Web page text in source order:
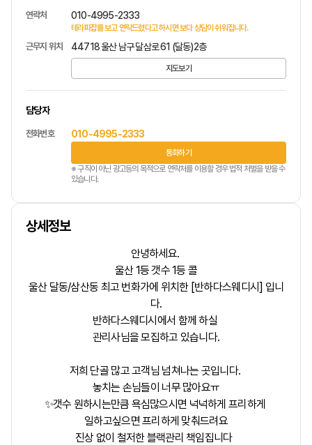
연락처 010-4995-2333
테라피잡를 보고 연락드렸다고 하시면 보다 상담이 쉬워집니다.
근무지 위치 44718 울산 남구 달삼로 61 (달동)2층
지도보기
담당자
전화번호 010-4995-2333
통화하기
※ 구직이 아닌 광고등의 목적으로 연락처를 이용할 경우 법적 처벌을 받을 수
있습니다.
상세정보
안녕하세요.
울산 1등 갯수 1등 콜
울산 달동/삼산동 최고 번화가에 위치한 [반하다스웨디시] 입니
다.
반하다스웨디시에서 함께 하실
관리사님을 모집하고 있습니다.
저희 단골 많고 고객님 넘쳐나는 곳입니다.
놓치는 손님들이 너무 많아요ㅠ
✨갯수 원하시는만큼 욕심많으시면 넉넉하게 프리하게
일하고싶으면 프리하게 맞춰드려요
진상 없이 철저한 블랙관리 책임집니다